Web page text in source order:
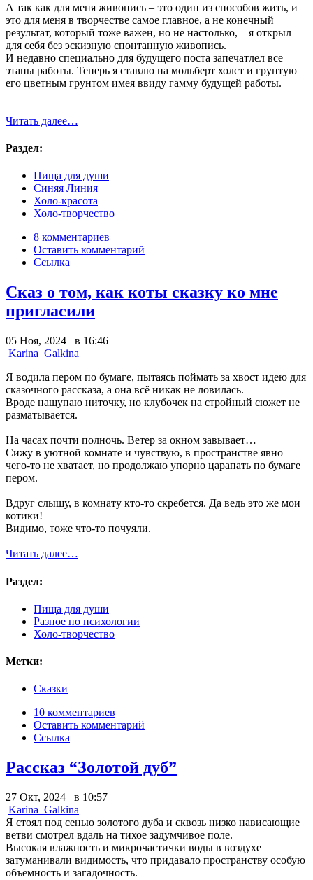
А так как для меня живопись – это один из способов жить, и
это для меня в творчестве самое главное, а не конечный
результат, который тоже важен, но не настолько, – я открыл
для себя без эскизную спонтанную живопись.
И недавно специально для будущего поста запечатлел все
этапы работы. Теперь я ставлю на мольберт холст и грунтую
его цветным грунтом имея ввиду гамму будущей работы.
Читать далее…
Раздел:
Пища для души
Синяя Линия
Холо-красота
Холо-творчество
8 комментариев
Оставить комментарий
Ссылка
Сказ о том, как коты сказку ко мне
пригласили
05 Ноя, 2024 в 16:46
Karina_Galkina
Я водила пером по бумаге, пытаясь поймать за хвост идею для
сказочного рассказа, а она всё никак не ловилась.
Вроде нащупаю ниточку, но клубочек на стройный сюжет не
разматывается.
На часах почти полночь. Ветер за окном завывает…
Сижу в уютной комнате и чувствую, в пространстве явно
чего-то не хватает, но продолжаю упорно царапать по бумаге
пером.
Вдруг слышу, в комнату кто-то скребется. Да ведь это же мои
котики!
Видимо, тоже что-то почуяли.
Читать далее…
Раздел:
Пища для души
Разное по психологии
Холо-творчество
Метки:
Сказки
10 комментариев
Оставить комментарий
Ссылка
Рассказ “Золотой дуб”
27 Окт, 2024 в 10:57
Karina_Galkina
Я стоял под сенью золотого дуба и сквозь низко нависающие
ветви смотрел вдаль на тихое задумчивое поле.
Высокая влажность и микрочастички воды в воздухе
затуманивали видимость, что придавало пространству особую
объемность и загадочность.